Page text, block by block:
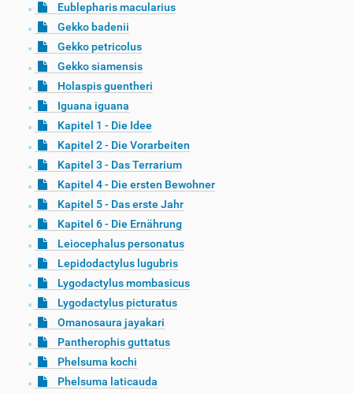
Eublepharis macularius
Gekko badenii
Gekko petricolus
Gekko siamensis
Holaspis guentheri
Iguana iguana
Kapitel 1 - Die Idee
Kapitel 2 - Die Vorarbeiten
Kapitel 3 - Das Terrarium
Kapitel 4 - Die ersten Bewohner
Kapitel 5 - Das erste Jahr
Kapitel 6 - Die Ernährung
Leiocephalus personatus
Lepidodactylus lugubris
Lygodactylus mombasicus
Lygodactylus picturatus
Omanosaura jayakari
Pantherophis guttatus
Phelsuma kochi
Phelsuma laticauda